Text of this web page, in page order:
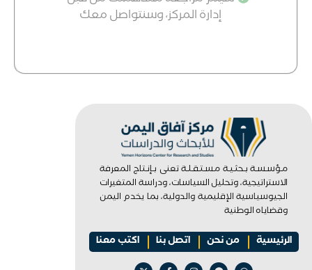
إدارة المركز، وسنتواصل معك
مـؤسـسـة بـحثـيـة مـسـتـقـلـة تعنى بـإنـتاج المعرفة
الاستراتيجية، وتحليل السياسات، ودراسة المتغيرات
الجيوسياسية الإقليمية والدولية، بما يخدم اليمن
وقضاياه الوطنية
الرئيسية من نحن اتصل بنا اكتب معنا